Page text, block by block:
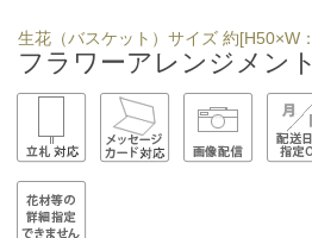
生花（バスケット）サイズ 約[H50×W
フラワーアレンジメン